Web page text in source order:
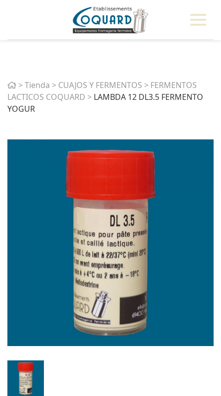
Home
>Tienda > CUAJOS Y FERMENTOS > FERMENTOS
LACTICOS COQUARD > LAMBDA 12 DL3.5 FERMENTO
YOGUR